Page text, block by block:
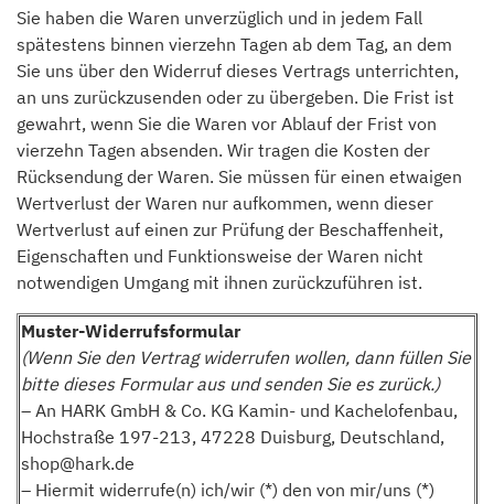
Sie haben die Waren unverzüglich und in jedem Fall
spätestens binnen vierzehn Tagen ab dem Tag, an dem
Sie uns über den Widerruf dieses Vertrags unterrichten,
an uns zurückzusenden oder zu übergeben. Die Frist ist
gewahrt, wenn Sie die Waren vor Ablauf der Frist von
vierzehn Tagen absenden. Wir tragen die Kosten der
Rücksendung der Waren. Sie müssen für einen etwaigen
Wertverlust der Waren nur aufkommen, wenn dieser
Wertverlust auf einen zur Prüfung der Beschaffenheit,
Eigenschaften und Funktionsweise der Waren nicht
notwendigen Umgang mit ihnen zurückzuführen ist.
Muster-Widerrufsformular
(Wenn Sie den Vertrag widerrufen wollen, dann füllen Sie
bitte dieses Formular aus und senden Sie es zurück.)
– An HARK GmbH & Co. KG Kamin- und Kachelofenbau,
Hochstraße 197-213, 47228 Duisburg, Deutschland,
shop@hark.de
– Hiermit widerrufe(n) ich/wir (*) den von mir/uns (*)